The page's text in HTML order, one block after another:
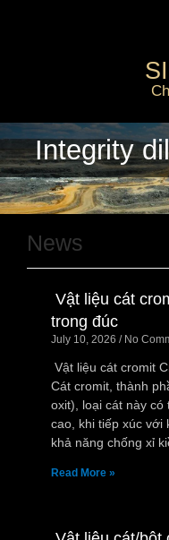
Integrity
News
Vật liệu cát
trong đúc
July 10, 2026 No
Vật liệu cát cromit
Cát cromit, thành
oxit), loại cát này
cao, khi tiếp xúc với
khả năng chống xỉ
Read More »